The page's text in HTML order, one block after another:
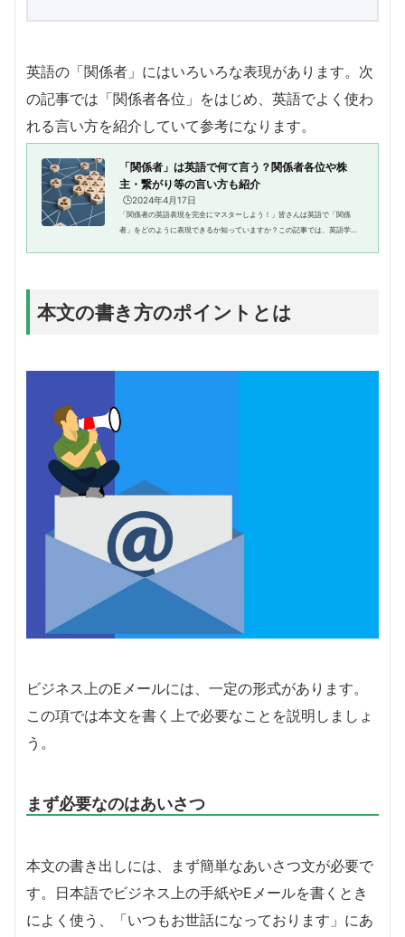
英語の「関係者」にはいろいろな表現があります。次
の記事では「関係者各位」をはじめ、英語でよく使わ
れる言い方を紹介していて参考になります。
「関係者」は英語で何て言う？関係者各位や株
主・繋がり等の言い方も紹介
🕒️2024年4月17日
「関係者の英語表現を完全にマスターしよう！」皆さんは英語で「関係
者」をどのように表現できるか知っていますか？この記事では、英語学習
本文の書き方のポイントとは
ビジネス上のEメールには、一定の形式があります。
この項では本文を書く上で必要なことを説明しましょ
う。
まず必要なのはあいさつ
本文の書き出しには、まず簡単なあいさつ文が必要で
す。日本語でビジネス上の手紙やEメールを書くとき
によく使う、「いつもお世話になっております」にあ